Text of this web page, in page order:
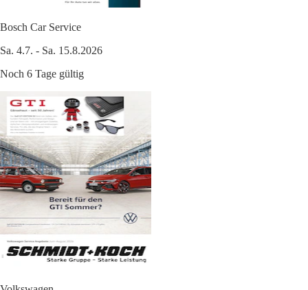
Bosch Car Service
Sa. 4.7. - Sa. 15.8.2026
Noch 6 Tage gültig